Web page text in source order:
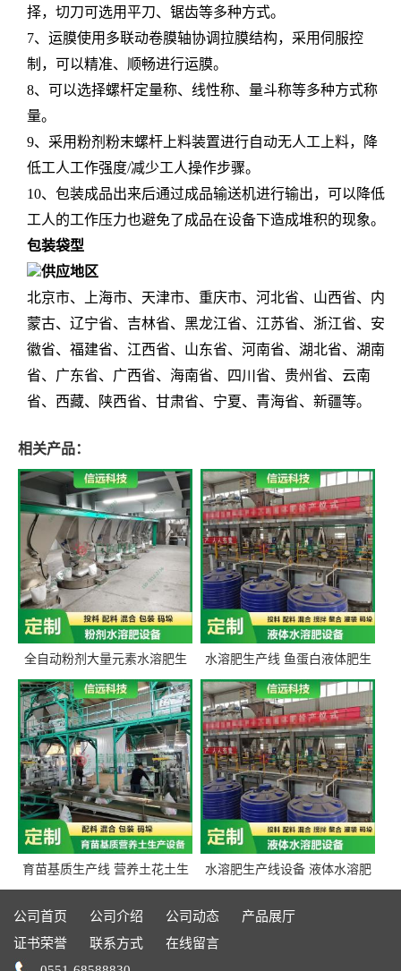
择，切刀可选用平刀、锯齿等多种方式。
7、运膜使用多联动卷膜轴协调拉膜结构，采用伺服控
制，可以精准、顺畅进行运膜。
8、可以选择螺杆定量称、线性称、量斗称等多种方式称
量。
9、采用粉剂粉末螺杆上料装置进行自动无人工上料，降
低工人工作强度/减少工人操作步骤。
10、包装成品出来后通过成品输送机进行输出，可以降低
工人的工作压力也避免了成品在设备下造成堆积的现象。
包装袋型
供应地区
北京市、上海市、天津市、重庆市、河北省、山西省、内
蒙古、辽宁省、吉林省、黑龙江省、江苏省、浙江省、安
徽省、福建省、江西省、山东省、河南省、湖北省、湖南
省、广东省、广西省、海南省、四川省、贵州省、云南
省、西藏、陕西省、甘肃省、宁夏、青海省、新疆等。
相关产品：
全自动粉剂大量元素水溶肥生
产设备 信远科技肥料生产设备
源头厂家
水溶肥生产线 鱼蛋白液体肥生
产设备 氨基酸液态肥全套设备
育苗基质生产线 营养土花土生
产线 有机肥生产线设备
水溶肥生产线设备 液体水溶肥
生产线 桶装液体水溶肥生产线
设备
公司首页 公司介绍 公司动态
产品展厅
证书荣誉
联系方式
在线留言